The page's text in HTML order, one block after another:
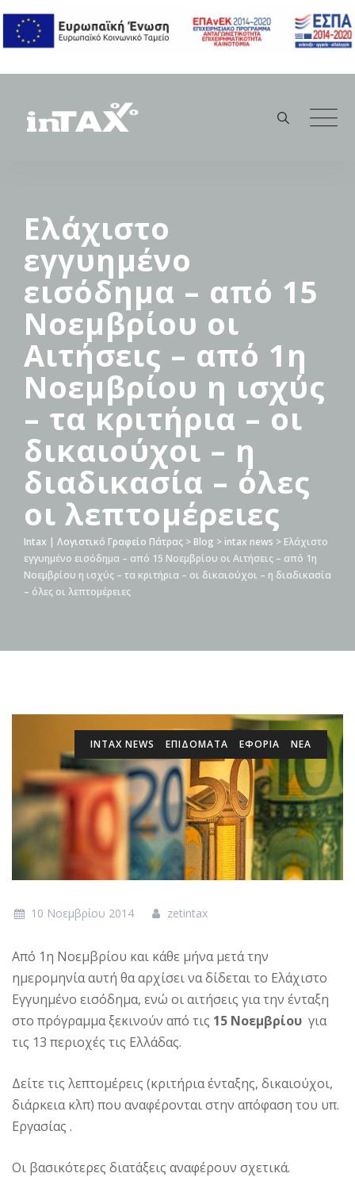
content
Ελάχιστο
εγγυημένο
εισόδημα – από 15
Νοεμβρίου οι
Αιτήσεις – από 1η
Νοεμβρίου η ισχύς
– τα κριτήρια – οι
δικαιούχοι – η
διαδικασία – όλες
οι λεπτομέρειες
Intax | Λογιστικό Γραφείο Πάτρας > Blog > intax news > Ελάχιστο
εγγυημένο εισόδημα – από 15 Νοεμβρίου οι Αιτήσεις – από 1η
Νοεμβρίου η ισχύς – τα κριτήρια – οι δικαιούχοι – η διαδικασία
– όλες οι λεπτομέρειες
INTAX NEWS ΕΠΙΔΌΜΑΤΑ ΕΦΟΡΙΑ ΝΕΑ
10 Νοεμβρίου 2014 zetintax
Από 1η Νοεμβρίου και κάθε μήνα μετά την
ημερομηνία αυτή θα αρχίσει να δίδεται το Ελάχιστο
Εγγυημένο εισόδημα, ενώ οι αιτήσεις για την ένταξη
στο πρόγραμμα ξεκινούν από τις 15 Νοεμβρίου για
τις 13 περιοχές τις Ελλάδας.
Δείτε τις λεπτομέρεις (κριτήρια ένταξης, δικαιούχοι,
διάρκεια κλπ) που αναφέρονται στην απόφαση του υπ.
Εργασίας .
Οι βασικότερες διατάξεις αναφέρουν σχετικά.